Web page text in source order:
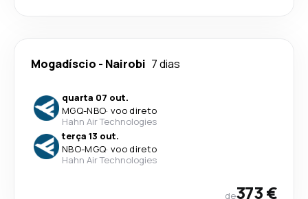
Mogadíscio - Nairobi 7 dias
quarta 07 out.
MGQ-NBO· voo direto
Hahn Air Technologies
terça 13 out.
NBO-MGQ· voo direto
Hahn Air Technologies
de373 €